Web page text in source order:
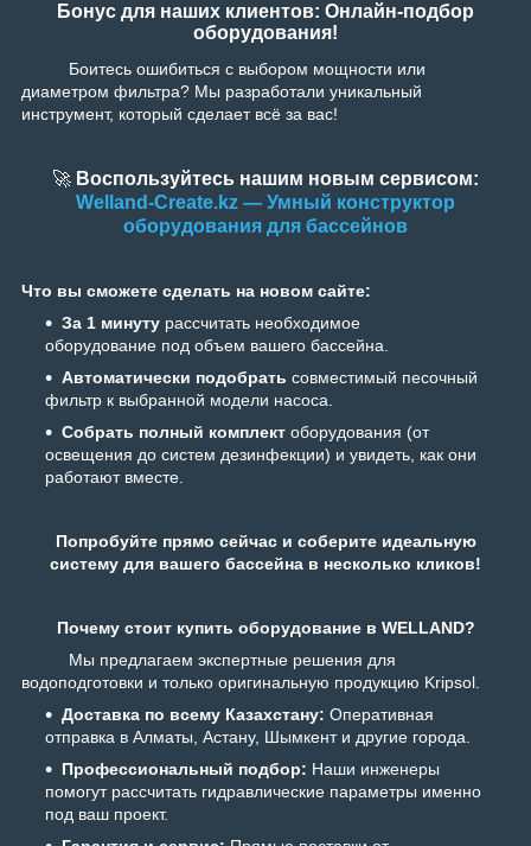
Бонус для наших клиентов: Онлайн-подбор
оборудования!
Боитесь ошибиться с выбором мощности или
диаметром фильтра? Мы разработали уникальный
инструмент, который сделает всё за вас!
🚀 Воспользуйтесь нашим новым сервисом:
Welland-Create.kz — Умный конструктор
оборудования для бассейнов
Что вы сможете сделать на новом сайте:
За 1 минуту рассчитать необходимое
оборудование под объем вашего бассейна.
Автоматически подобрать совместимый песочный
фильтр к выбранной модели насоса.
Собрать полный комплект оборудования (от
освещения до систем дезинфекции) и увидеть, как они
работают вместе.
Попробуйте прямо сейчас и соберите идеальную
систему для вашего бассейна в несколько кликов!
Почему стоит купить оборудование в WELLAND?
Мы предлагаем экспертные решения для
водоподготовки и только оригинальную продукцию Kripsol.
Доставка по всему Казахстану: Оперативная
отправка в Алматы, Астану, Шымкент и другие города.
Профессиональный подбор: Наши инженеры
помогут рассчитать гидравлические параметры именно
под ваш проект.